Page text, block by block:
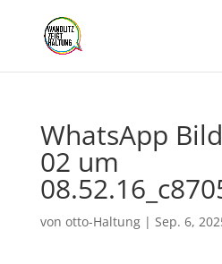
WhatsApp
02 um
von otto-Haltung| Sep. 6,